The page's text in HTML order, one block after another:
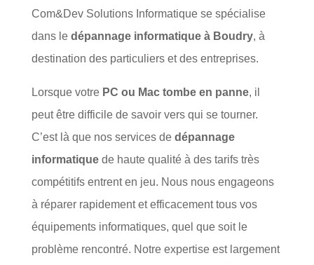
Com&Dev Solutions Informatique se spécialise
dans le dépannage informatique à Boudry, à
destination des particuliers et des entreprises.
Lorsque votre PC ou Mac tombe en panne, il
peut être difficile de savoir vers qui se tourner.
C’est là que nos services de dépannage
informatiquede haute qualité à des tarifs très
compétitifs entrent en jeu. Nous nous engageons
à réparer rapidement et efficacement tous vos
équipements informatiques, quel que soit le
problème rencontré. Notre expertise est largement